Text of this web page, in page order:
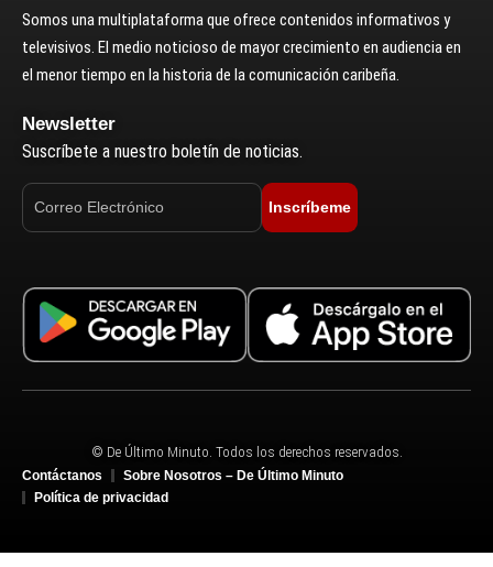
Somos una multiplataforma que ofrece contenidos informativos y
televisivos. El medio noticioso de mayor crecimiento en audiencia en
el menor tiempo en la historia de la comunicación caribeña.
Newsletter
Suscríbete a nuestro boletín de noticias.
Inscríbeme
© De Último Minuto. Todos los derechos reservados.
Contáctanos
Sobre Nosotros – De Último Minuto
Política de privacidad